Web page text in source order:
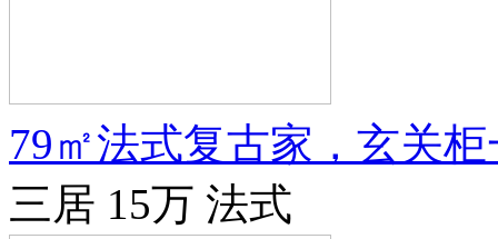
79㎡法式复古家，玄关
三居 15万 法式